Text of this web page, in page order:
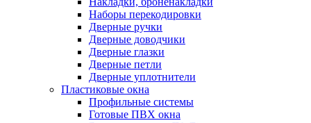
Наборы перекодировки
Дверные ручки
Дверные доводчики
Дверные глазки
Дверные петли
Дверные уплотнители
Пластиковые окна
Профильные системы
Готовые ПВХ окна